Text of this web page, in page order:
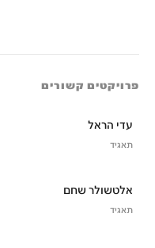
פרויקטים קשורים
עדי הראל
תאגיד
אלטשולר שחם
תאגיד